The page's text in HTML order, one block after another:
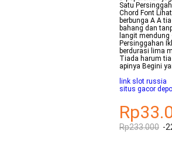
Satu
Chord Font
berbunga A A
bahang dan
langit
Persinggahan
berdurasi lima
Tiada harum
apinya Begini
link slot russia
situs gacor
Rp233.000 -